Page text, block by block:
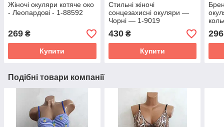
Жіночі окуляри котяче око
- Леопардові - 1-88592
269 ₴
Купити
Стильні жіночі
сонцезахисні окуляри —
Чорні — 1-9019
430₴
Купити
RB-
296
Подібні товари компанії